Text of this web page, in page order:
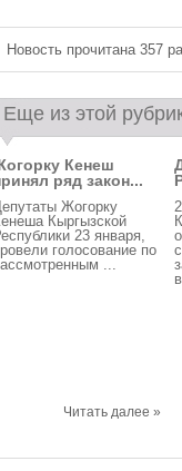
Новость прочитана 357
Еще из этой
Кенеш
ряд закон...
Жогорку
Кыргызской
23 января,
голосование по
...
Читать далее »